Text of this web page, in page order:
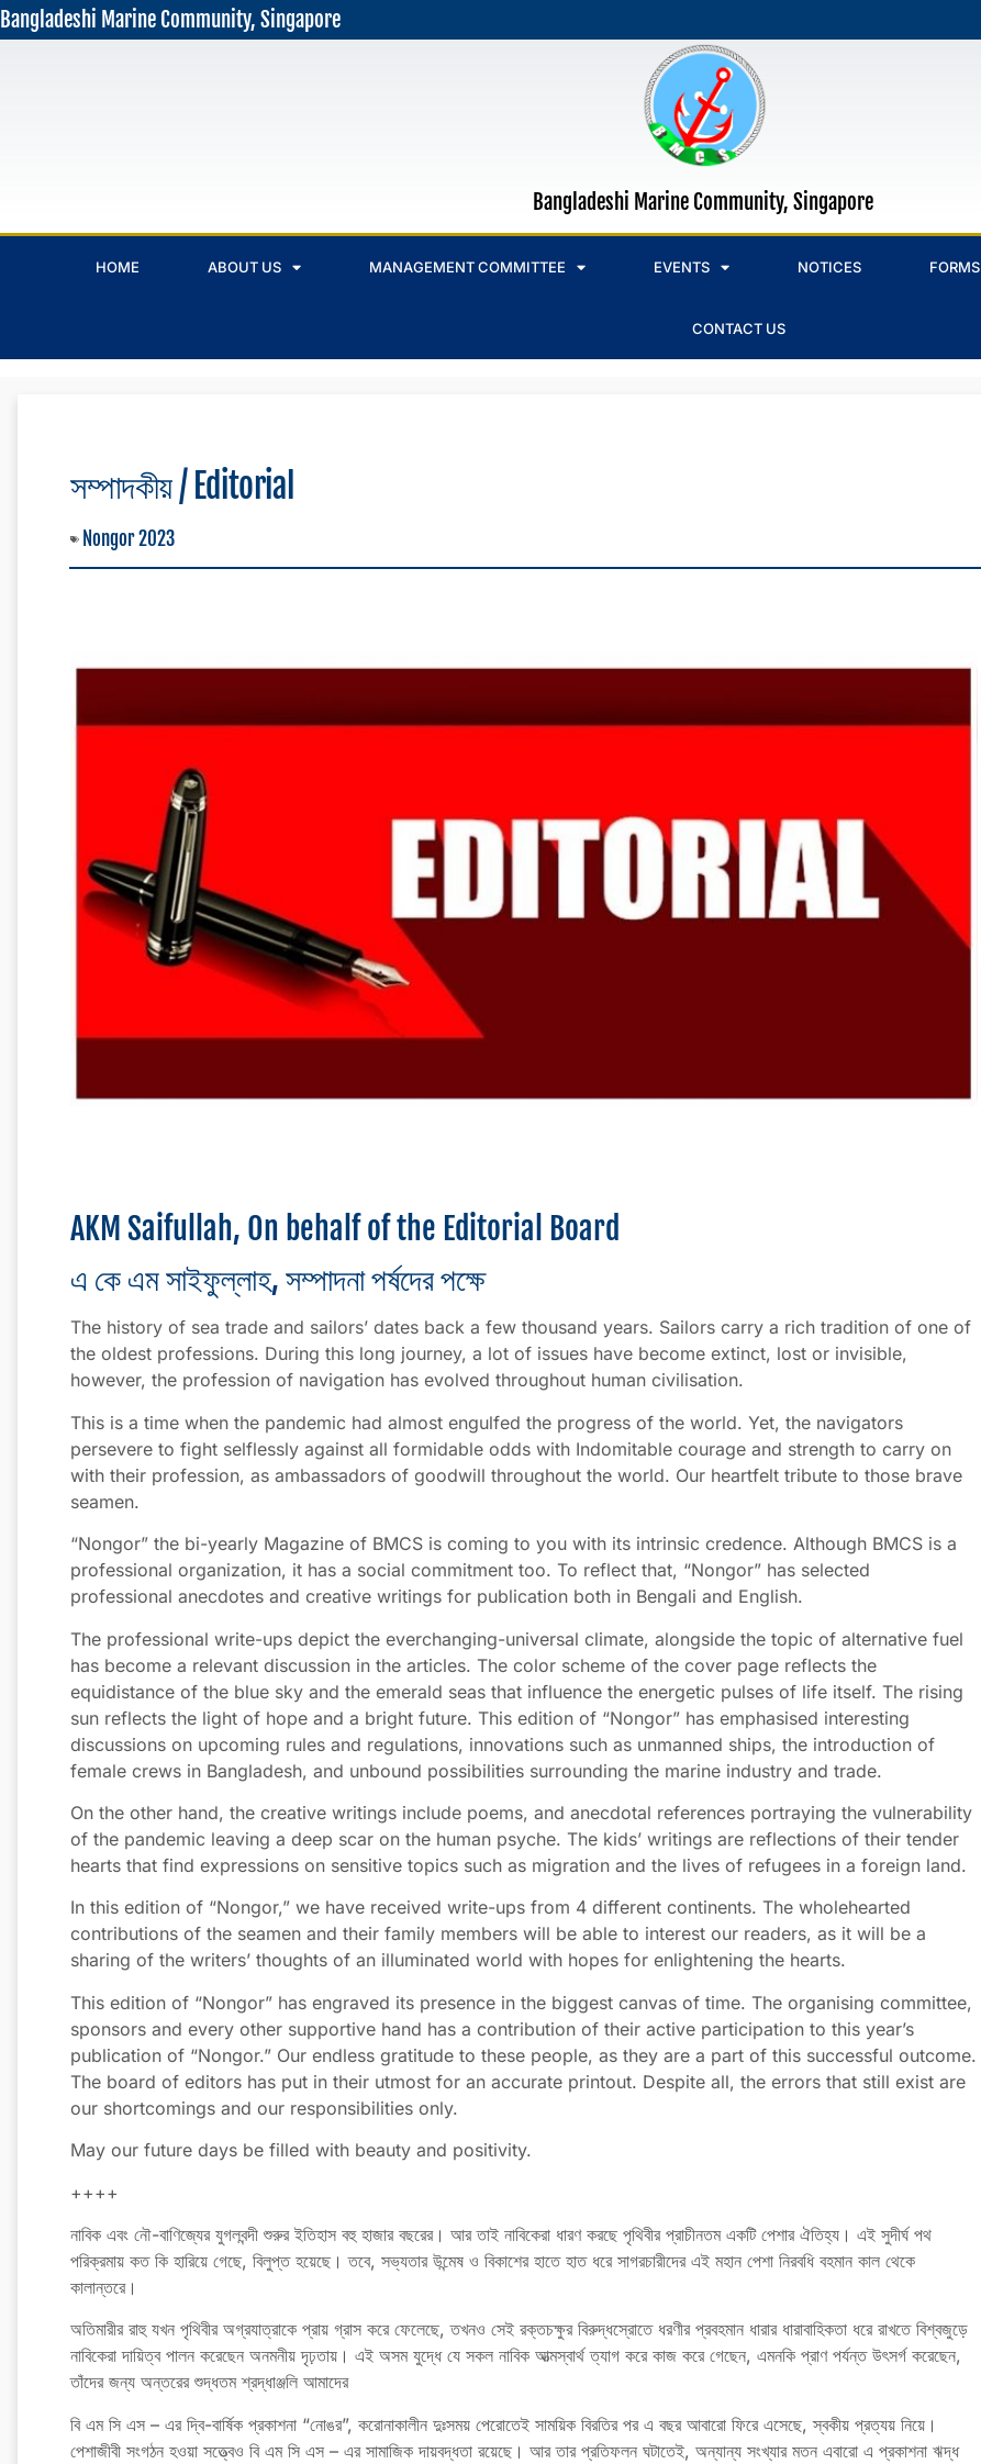
Bangladeshi Marine Community, Singapore
Bangladeshi Marine Community, Singapore
HOME ABOUT US MANAGEMENT COMMITTEE EVENTS NOTICES FORMS
CONTACT US
সম্পাদকীয় / Editorial
Nongor 2023
AKM Saifullah, On behalf of the Editorial Board
এ কে এম সাইফুল্লাহ, সম্পাদনা পর্ষদের পক্ষে
The history of sea trade and sailors’ dates back a few thousand years. Sailors carry a rich tradition of one of
the oldest professions. During this long journey, a lot of issues have become extinct, lost or invisible,
however, the profession of navigation has evolved throughout human civilisation.
This is a time when the pandemic had almost engulfed the progress of the world. Yet, the navigators
persevere to fight selflessly against all formidable odds with Indomitable courage and strength to carry on
with their profession, as ambassadors of goodwill throughout the world. Our heartfelt tribute to those brave
seamen.
“Nongor” the bi-yearly Magazine of BMCS is coming to you with its intrinsic credence. Although BMCS is a
professional organization, it has a social commitment too. To reflect that, “Nongor” has selected
professional anecdotes and creative writings for publication both in Bengali and English.
The professional write-ups depict the everchanging-universal climate, alongside the topic of alternative fuel
has become a relevant discussion in the articles. The color scheme of the cover page reflects the
equidistance of the blue sky and the emerald seas that influence the energetic pulses of life itself. The rising
sun reflects the light of hope and a bright future. This edition of “Nongor” has emphasised interesting
discussions on upcoming rules and regulations, innovations such as unmanned ships, the introduction of
female crews in Bangladesh, and unbound possibilities surrounding the marine industry and trade.
On the other hand, the creative writings include poems, and anecdotal references portraying the vulnerability
of the pandemic leaving a deep scar on the human psyche. The kids’ writings are reflections of their tender
hearts that find expressions on sensitive topics such as migration and the lives of refugees in a foreign land.
In this edition of “Nongor,” we have received write-ups from 4 different continents. The wholehearted
contributions of the seamen and their family members will be able to interest our readers, as it will be a
sharing of the writers’ thoughts of an illuminated world with hopes for enlightening the hearts.
This edition of “Nongor” has engraved its presence in the biggest canvas of time. The organising committee,
sponsors and every other supportive hand has a contribution of their active participation to this year’s
publication of “Nongor.” Our endless gratitude to these people, as they are a part of this successful outcome.
The board of editors has put in their utmost for an accurate printout. Despite all, the errors that still exist are
our shortcomings and our responsibilities only.
May our future days be filled with beauty and positivity.
++++
নাবিক এবং নৌ-বাণিজ্যের যুগলবন্দী শুরুর ইতিহাস বহু হাজার বছরের। আর তাই নাবিকেরা ধারণ করছে পৃথিবীর প্রাচীনতম একটি পেশার ঐতিহ্য। এই সুদীর্ঘ পথ
পরিক্রমায় কত কি হারিয়ে গেছে, বিলুপ্ত হয়েছে। তবে, সভ্যতার উন্মেষ ও বিকাশের হাতে হাত ধরে সাগরচারীদের এই মহান পেশা নিরবধি বহমান কাল থেকে
কালান্তরে।
অতিমারীর রাহু যখন পৃথিবীর অগ্রযাত্রাকে প্রায় গ্রাস করে ফেলেছে, তখনও সেই রক্তচক্ষুর বিরুদ্ধস্রোতে ধরণীর প্রবহমান ধারার ধারাবাহিকতা ধরে রাখতে বিশ্বজুড়ে
নাবিকেরা দায়িত্ব পালন করেছেন অনমনীয় দৃঢ়তায়। এই অসম যুদ্ধে যে সকল নাবিক আত্মস্বার্থ ত্যাগ করে কাজ করে গেছেন, এমনকি প্রাণ পর্যন্ত উৎসর্গ করেছেন,
তাঁদের জন্য অন্তরের শুদ্ধতম শ্রদ্ধাঞ্জলি আমাদের
বি এম সি এস – এর দ্বি-বার্ষিক প্রকাশনা “নোঙর”, করোনাকালীন দুঃসময় পেরোতেই সাময়িক বিরতির পর এ বছর আবারো ফিরে এসেছে, স্বকীয় প্রত্যয় নিয়ে।
পেশাজীবী সংগঠন হওয়া সত্ত্বেও বি এম সি এস – এর সামাজিক দায়বদ্ধতা রয়েছে। আর তার প্রতিফলন ঘটাতেই, অন্যান্য সংখ্যার মতন এবারো এ প্রকাশনা ঋদ্ধ